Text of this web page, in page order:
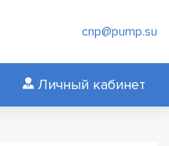
cnp@pump.su
Личный кабинет